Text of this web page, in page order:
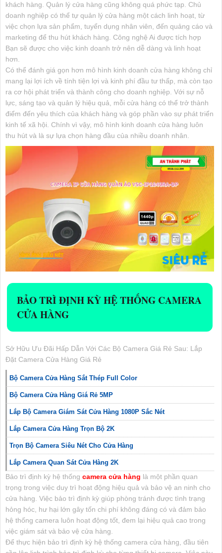
khách hàng. Quản lý cửa hàng cũng không quá phức tạp. Chủ
doanh nghiệp có thể tự quản lý cửa hàng một cách linh hoạt, từ
việc chọn lựa sản phẩm, tuyển dụng nhân viên, đến quảng cáo và
marketing để thu hút khách hàng. Công nghệ Ai được tích hợp
Bạn sẽ được cho việc kinh doanh trở nên dễ dàng và linh hoạt
hơn.
Có thể đánh giá gọn hơn mô hình kinh doanh cửa hàng không chỉ
mang lại lợi ích về tính tiện lợi và kinh phí đầu tư thấp, mà còn tạo
ra cơ hội phát triển và thành công cho doanh nghiệp. Với sự nỗ
lực, sáng tạo và quản lý hiệu quả, mỗi cửa hàng có thể trở thành
điểm đến yêu thích của khách hàng và góp phần vào sự phát triển
kinh tế xã hội. Chính vì vậy, mô hình kinh doanh cửa hàng luôn
thu hút và là sự lựa chọn hàng đầu của nhiều doanh nhân.
BẢO TRÌ ĐỊNH KỲ HỆ THỐNG CAMERA
CỬA HÀNG
Sở Hữu Ưu Đãi Hấp Dẫn Với Các Bộ Camera Giá Rẻ Sau: Lắp
Đặt Camera Cửa Hàng Giá Rẻ
Bộ Camera Cửa Hàng Sắt Thép Full Color
Bộ Camera Cửa Hàng Giá Rẻ 5MP
Lắp Bộ Camera Giám Sát Cửa Hàng 1080P Sắc Nét
Lắp Camera Cửa Hàng Trọn Bộ 2K
Trọn Bộ Camera Siêu Nét Cho Cửa Hàng
Lắp Camera Quan Sát Cửa Hàng 2K
Bảo trì định kỳ hệ thống camera cửa hàng là một phần quan
trọng trong việc duy trì hoạt động hiệu quả và bảo vệ an ninh cho
cửa hàng. Việc bảo trì định kỳ giúp phòng tránh được tình trạng
hỏng hóc, hư hại lớn gây tốn chi phí không đáng có và đảm bảo
hệ thống camera luôn hoạt động tốt, đem lại hiệu quả cao trong
việc giám sát và bảo vệ cửa hàng.
Để thực hiện bảo trì định kỳ hệ thống camera cửa hàng, đầu tiên